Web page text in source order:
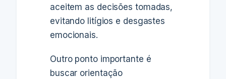
aceitem as decisões tomadas,
evitando litígios e desgastes
emocionais.
Outro ponto importante é
buscar orientação